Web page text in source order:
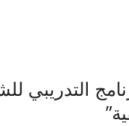
التدريبي